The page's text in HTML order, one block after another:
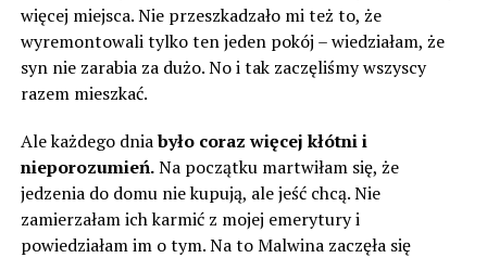
więcej miejsca. Nie przeszkadzało mi też to, że
wyremontowali tylko ten jeden pokój – wiedziałam, że
syn nie zarabia za dużo. No i tak zaczęliśmy wszyscy
razem mieszkać.
Ale każdego dniabyło coraz więcej kłótni i
nieporozumień.Na początku martwiłam się, że
jedzenia do domu nie kupują, ale jeść chcą. Nie
zamierzałam ich karmić z mojej emerytury i
powiedziałam im o tym. Na to Malwina zaczęła się